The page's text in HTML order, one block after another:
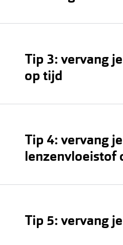
Tip 3: vervang
op tijd
Tip 4: vervang je
lenzenvloeistof
Tip 5: vervang